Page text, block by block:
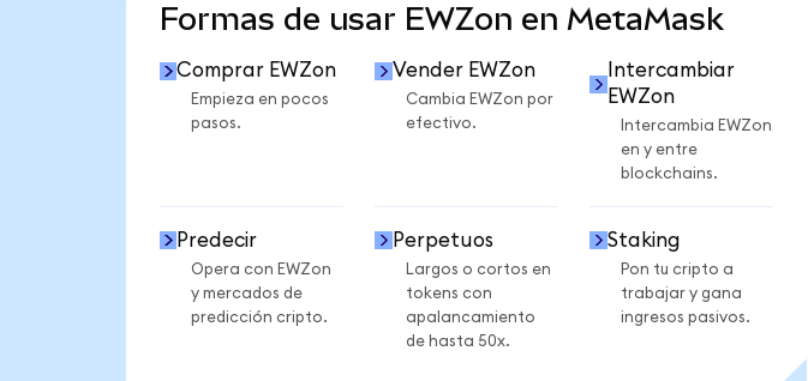
Formas de usar EWZon en MetaMask
Comprar EWZon
Empieza en pocos
pasos.
Vender EWZon
Cambia EWZon por
efectivo.
Intercambiar
EWZon
Intercambia EWZon
en y entre
blockchains.
Predecir
Opera con EWZon
y mercados de
predicción cripto.
Perpetuos
Largos o cortos en
tokens con
apalancamiento
de hasta 50x.
Staking
Pon tu cripto a
trabajar y gana
ingresos pasivos.